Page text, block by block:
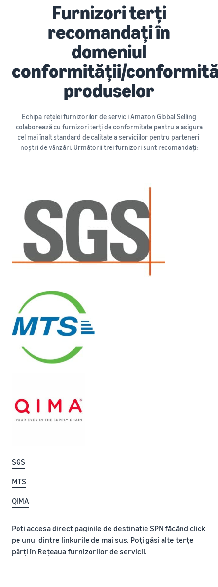
Furnizori terți
recomandați în
domeniul
conformității/
produselor
Echipa rețelei furnizorilor de servicii Amazon Global Selling
colaborează cu furnizori terți de conformitate pentru a asigura
cel mai înalt standard de calitate a serviciilor pentru partenerii
noștri de vânzări. Următorii trei furnizori sunt recomandați:
SGS
MTS
QIMA
Poți accesa direct paginile de destinație SPN făcând click
pe unul dintre linkurile de mai sus. Poți găsi alte terțe
părți în Rețeaua furnizorilor de servicii.